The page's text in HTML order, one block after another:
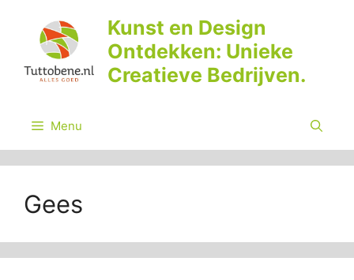
inhoud
Kunst en Design
Ontdekken: Unieke
Creatieve Bedrijven.
Menu
Gees